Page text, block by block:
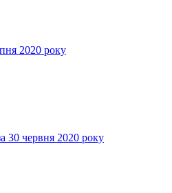
2020 року
30 червня 2020 року